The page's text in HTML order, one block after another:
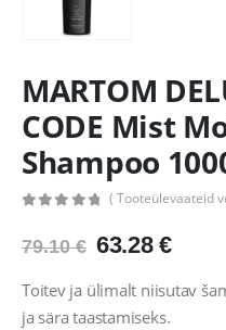
MARTOM
CODE Mist
Shampoo
( Tooteülevaateid
79.10€ Algne
oli:
79.10 €.
63.28 €
on:
Toitev ja ülimalt niisutav
ja sära taastamiseks.